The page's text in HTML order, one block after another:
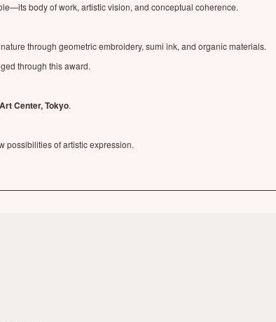
body of work, artistic vision, and conceptual coherence.
through geometric embroidery, sumi ink, and organic materials.
through this award.
Center, Tokyo.
possibilities of artistic expression.